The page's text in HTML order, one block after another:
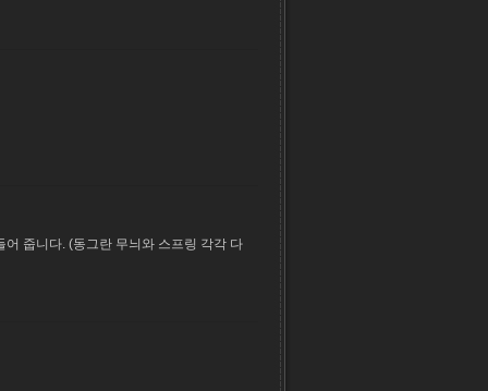
줍니다. (동그란 무늬와 스프링 각각 다